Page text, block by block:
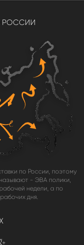
РОССИИ
по России, поэтому
- ЭВА полики,
недели, а по
дня.